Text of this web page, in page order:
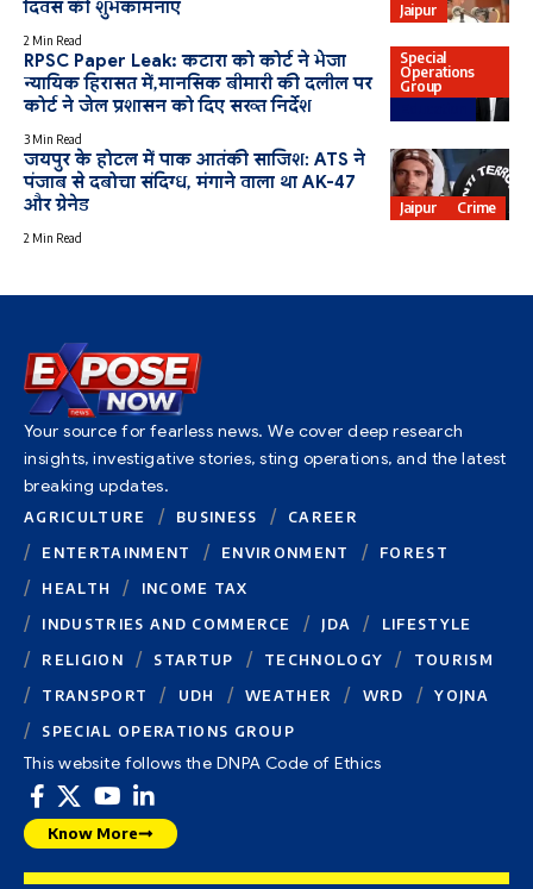
Jaipur
दिवस की शुभकामनाएं
2 Min Read
Special
Operations
Group
RPSC Paper Leak: कटारा को कोर्ट ने भेजा
न्यायिक हिरासत में,मानसिक बीमारी की दलील पर
कोर्ट ने जेल प्रशासन को दिए सख्त निर्देश
3 Min Read
Jaipur Crime
जयपुर के होटल में पाक आतंकी साजिश: ATS ने
पंजाब से दबोचा संदिग्ध, मंगाने वाला था AK-47
और ग्रेनेड
2 Min Read
Your source for fearless news. We cover deep research
insights, investigative stories, sting operations, and the latest
breaking updates.
AGRICULTURE BUSINESS
CAREER
ENTERTAINMENT
ENVIRONMENT
FOREST
HEALTH
INCOME TAX
INDUSTRIES AND COMMERCE
JDA
LIFESTYLE
RELIGION
STARTUP TECHNOLOGY
TOURISM
TRANSPORT
UDH WEATHER WRD
YOJNA
SPECIAL OPERATIONS GROUP
This website follows the DNPA Code of Ethics
Know More